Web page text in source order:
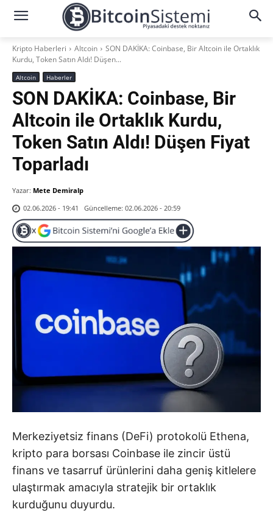
Kripto Haberleri Altcoin
SON DAKİKA: Coinbase, Bir Altcoin ile Ortaklık
Kurdu, Token Satın Aldı! Düşen...
Altcoin Haberler
SON DAKİKA: Coinbase, Bir
Altcoin ile Ortaklık Kurdu,
Token Satın Aldı! Düşen Fiyat
Toparladı
Yazar: Mete Demiralp
02.06.2026 - 19:41
Güncelleme: 02.06.2026 - 20:59
Merkeziyetsiz finans (DeFi) protokolü Ethena,
kripto para borsası Coinbase ile zincir üstü
finans ve tasarruf ürünlerini daha geniş kitlelere
ulaştırmak amacıyla stratejik bir ortaklık
kurduğunu duyurdu.